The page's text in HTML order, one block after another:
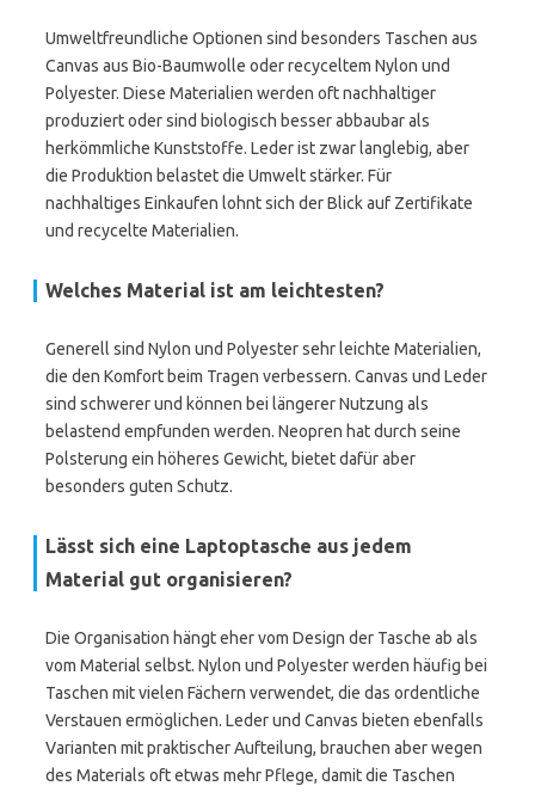
Umweltfreundliche Optionen sind besonders Taschen aus
Canvas aus Bio-Baumwolle oder recyceltem Nylon und
Polyester. Diese Materialien werden oft nachhaltiger
produziert oder sind biologisch besser abbaubar als
herkömmliche Kunststoffe. Leder ist zwar langlebig, aber
die Produktion belastet die Umwelt stärker. Für
nachhaltiges Einkaufen lohnt sich der Blick auf Zertifikate
und recycelte Materialien.
Welches Material ist am leichtesten?
Generell sind Nylon und Polyester sehr leichte Materialien,
die den Komfort beim Tragen verbessern. Canvas und Leder
sind schwerer und können bei längerer Nutzung als
belastend empfunden werden. Neopren hat durch seine
Polsterung ein höheres Gewicht, bietet dafür aber
besonders guten Schutz.
Lässt sich eine Laptoptasche aus jedem
Material gut organisieren?
Die Organisation hängt eher vom Design der Tasche ab als
vom Material selbst. Nylon und Polyester werden häufig bei
Taschen mit vielen Fächern verwendet, die das ordentliche
Verstauen ermöglichen. Leder und Canvas bieten ebenfalls
Varianten mit praktischer Aufteilung, brauchen aber wegen
des Materials oft etwas mehr Pflege, damit die Taschen